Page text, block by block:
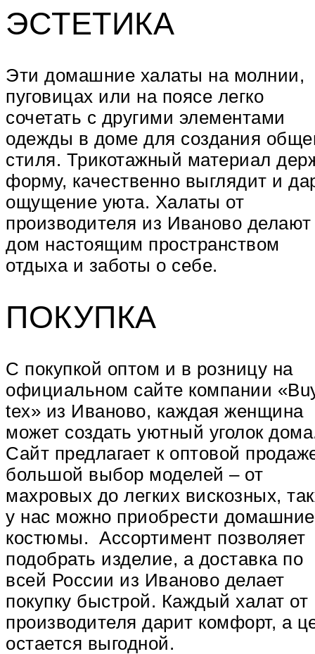
ЭСТЕТИКА
Эти домашние халаты на молнии,
пуговицах или на поясе легко
сочетать с другими элементами
одежды в доме для создания
стиля. Трикотажный материал
форму, качественно выглядит и
ощущение уюта. Халаты от
производителя из Иваново делают
дом настоящим пространством
отдыха и заботы о себе.
ПОКУПКА
С покупкой оптом и в розницу на
официальном сайте компании
tex» из Иваново, каждая женщина
может создать уютный уголок
Сайт предлагает к оптовой
большой выбор моделей – от
махровых до легких вискозных,
у нас можно приобрести домашние
костюмы. Ассортимент позволяет
подобрать изделие, а доставка по
всей России из Иваново делает
покупку быстрой. Каждый халат от
производителя дарит комфорт, а
остается выгодной.